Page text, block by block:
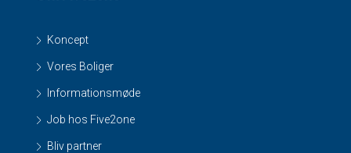
Koncept
Vores Boliger
Informationsmøde
Job hos Five2one
Bliv partner